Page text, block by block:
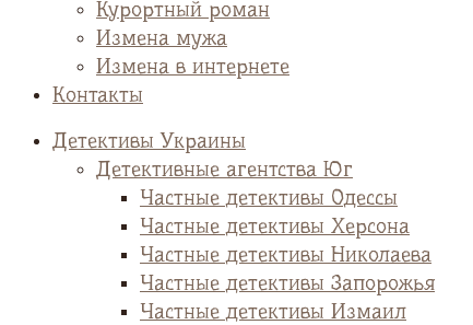
Курортный роман
Измена мужа
Измена в интернете
Контакты
Детективы Украины
Детективные агентства Юг
Частные детективы Одессы
Частные детективы Херсона
Частные детективы Николаева
Частные детективы Запорожья
Частные детективы Измаил